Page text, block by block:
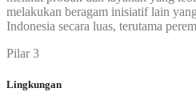
melakukan beragam inisiatif lain
Indonesia secara luas, terutama
Pilar 3
Lingkungan